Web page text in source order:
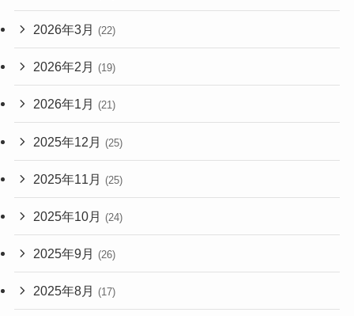
2026年3月 (22)
2026年2月 (19)
2026年1月 (21)
2025年12月 (25)
2025年11月 (25)
2025年10月 (24)
2025年9月 (26)
2025年8月 (17)